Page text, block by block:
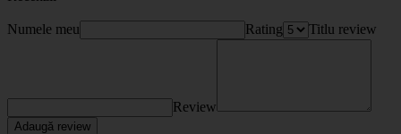
Numele meu Rating Titlu review
Review
Adaugă review